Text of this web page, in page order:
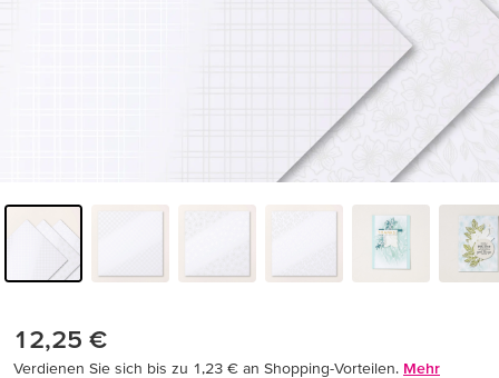
12,25 €
Verdienen Sie sich bis zu 1,23 € an Shopping-Vorteilen. Mehr